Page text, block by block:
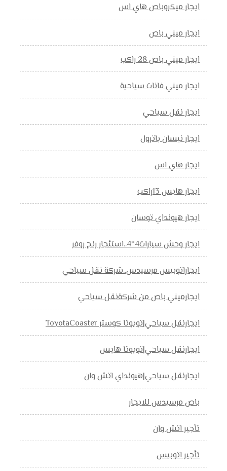
ايجار ميكروباص هاي اس
ايجار ميني باص
ايجار ميني باص 28 راكب
ايجار ميني فانات سياحية
ايجار نقل سياحي
ايجار نيسان باترول
ايجار هاي اس
ايجار هايس 13راكب
ايجار هيونداي توسان
ايجار وحش سيارات4*4..استئجار رنج روفر
ايجاراتوبيس مرسيدس..شركة نقل سياحي
ايجارميني باص من شركةنقل سياحي
ايجارنقل سياحي|تويوتا كوستر ToyotaCoaster
ايجارنقل سياحي|تويوتا هايس
ايجارنقل سياحي|هيونداي اتش وان
باص مرسيدس للايجار
تأجير اتش وان
تأجير اتوبيس